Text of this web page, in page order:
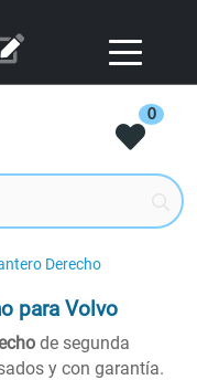
0
Derecho
para Volvo
de segunda
y con garantía.